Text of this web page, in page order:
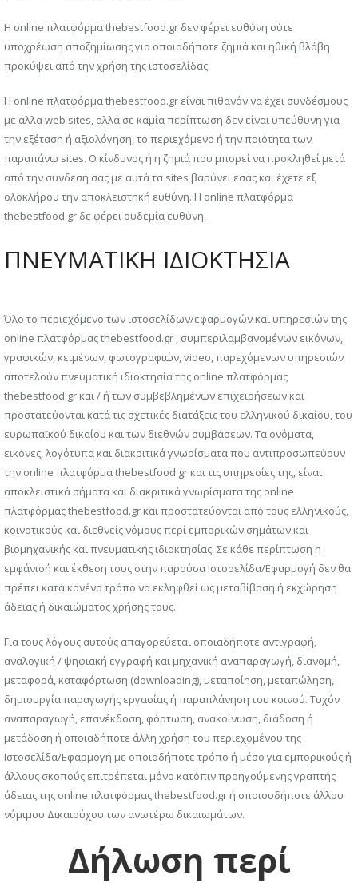
Η online πλατφόρμα thebestfood.gr δεν φέρει ευθύνη ούτε
υποχρέωση αποζημίωσης για οποιαδήποτε ζημιά και ηθική βλάβη
προκύψει από την χρήση της ιστοσελίδας.
Η online πλατφόρμα thebestfood.gr είναι πιθανόν να έχει συνδέσμους
με άλλα web sites, αλλά σε καμία περίπτωση δεν είναι υπεύθυνη για
την εξέταση ή αξιολόγηση, το περιεχόμενο ή την ποιότητα των
παραπάνω sites. Ο κίνδυνος ή η ζημιά που μπορεί να προκληθεί μετά
από την συνδεσή σας με αυτά τα sites βαρύνει εσάς και έχετε εξ
ολοκλήρου την αποκλειστηκή ευθύνη. Η online πλατφόρμα
thebestfood.gr δε φέρει ουδεμία ευθύνη.
ΠΝΕΥΜΑΤΙΚΗ ΙΔΙΟΚΤΗΣΙΑ
Όλο το περιεχόμενο των ιστοσελίδων/εφαρμογών και υπηρεσιών της
online πλατφόρμας thebestfood.gr , συμπεριλαμβανομένων εικόνων,
γραφικών, κειμένων, φωτογραφιών, video, παρεχόμενων υπηρεσιών
αποτελούν πνευματική ιδιοκτησία της online πλατφόρμας
thebestfood.gr και / ή των συμβεβλημένων επιχειρήσεων και
προστατεύονται κατά τις σχετικές διατάξεις του ελληνικού δικαίου, του
ευρωπαϊκού δικαίου και των διεθνών συμβάσεων. Τα ονόματα,
εικόνες, λογότυπα και διακριτικά γνωρίσματα που αντιπροσωπεύουν
την online πλατφόρμα thebestfood.gr και τις υπηρεσίες της, είναι
αποκλειστικά σήματα και διακριτικά γνωρίσματα της online
πλατφόρμας thebestfood.gr και προστατεύονται από τους ελληνικούς,
κοινοτικούς και διεθνείς νόμους περί εμπορικών σημάτων και
βιομηχανικής και πνευματικής ιδιοκτησίας. Σε κάθε περίπτωση η
εμφάνισή και έκθεση τους στην παρούσα Ιστοσελίδα/Εφαρμογή δεν θα
πρέπει κατά κανένα τρόπο να εκληφθεί ως μεταβίβαση ή εκχώρηση
άδειας ή δικαιώματος χρήσης τους.
Για τους λόγους αυτούς απαγορεύεται οποιαδήποτε αντιγραφή,
αναλογική / ψηφιακή εγγραφή και μηχανική αναπαραγωγή, διανομή,
μεταφορά, καταφόρτωση (downloading), μεταποίηση, μεταπώληση,
δημιουργία παραγωγής εργασίας ή παραπλάνηση του κοινού. Τυχόν
αναπαραγωγή, επανέκδοση, φόρτωση, ανακοίνωση, διάδοση ή
μετάδοση ή οποιαδήποτε άλλη χρήση του περιεχομένου της
Ιστοσελίδα/Εφαρμογή με οποιοδήποτε τρόπο ή μέσο για εμπορικούς ή
άλλους σκοπούς επιτρέπεται μόνο κατόπιν προηγούμενης γραπτής
άδειας της online πλατφόρμας thebestfood.gr ή οπoιουδήποτε άλλου
νόμιμου Δικαιούχου των ανωτέρω δικαιωμάτων.
Δήλωση περί